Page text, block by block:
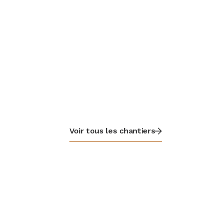
Voir tous les chantiers